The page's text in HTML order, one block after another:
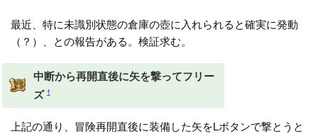
最近、特に未識別状態の倉庫の壺に入れられると確実に発動
（？）、との報告がある。検証求む。
中断から再開直後に矢を撃ってフリー
ズ †
上記の通り、冒険再開直後に装備した矢をLボタンで撃とうと